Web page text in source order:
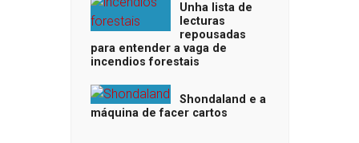
Unha lista de
lecturas
repousadas
para entender a vaga de
incendios forestais
Shondaland e a
máquina de facer cartos